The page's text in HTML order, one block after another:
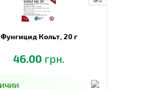
Фунгицид Кольт, 20 г
46.00 грн.